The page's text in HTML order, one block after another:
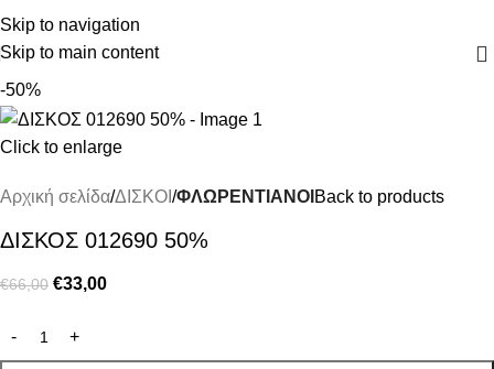
Skip to navigation
Skip to main content
-50%
Click to enlarge
Αρχική σελίδα ΔΙΣΚΟΙ ΦΛΩΡΕΝΤΙΑΝΟΙ Back to products
ΔΙΣΚΟΣ 012690 50%
€66,00 €33,00